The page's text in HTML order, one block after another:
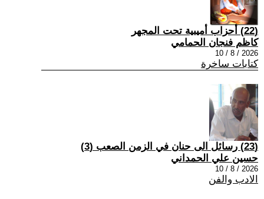
(22) أحزاب أميبية تحت المجهر
كاظم فنجان الحمامي
2026 / 8 / 10
كتابات ساخرة
(23) رسائل الى حنان في الزمن الصعب (3)
حسين علي الحمداني
2026 / 8 / 10
الادب والفن